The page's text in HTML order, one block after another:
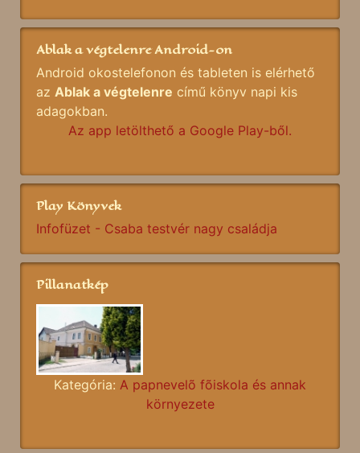
Ablak a végtelenre Android-on
Android okostelefonon és tableten is elérhető
az Ablak a végtelenre című könyv napi kis
adagokban.
Az app letölthető a Google Play-ből.
Play Könyvek
Infofüzet - Csaba testvér nagy családja
Pillanatkép
Kategória: A papnevelõ fõiskola és annak
környezete